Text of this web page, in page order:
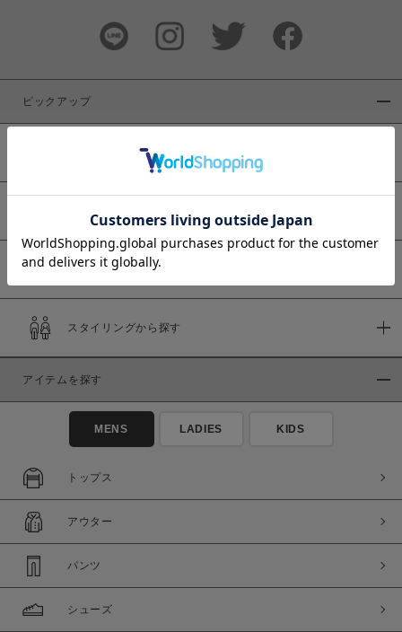
商品タイプ
通常商品
セール価格
在庫
在庫あり
ピックアップ
予約商品
スタイリングから探す
アイテムを探す
MENS LADIES KIDS
トップス
アウター
パンツ
シューズ